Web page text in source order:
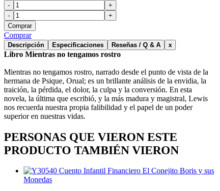
-
+
-
+
Comprar
Comprar
Descripción Especificaciones Reseñas / Q & A x
Libro Mientras no tengamos rostro
Mientras no tengamos rostro, narrado desde el punto de vista de la
hermana de Psique, Orual; es un brillante análisis de la envidia, la
traición, la pérdida, el dolor, la culpa y la conversión. En esta
novela, la última que escribió, y la más madura y magistral, Lewis
nos recuerda nuestra propia falibilidad y el papel de un poder
superior en nuestras vidas.
PERSONAS QUE VIERON ESTE
PRODUCTO TAMBIÉN VIERON
Cuento Infantil Financiero El Conejito Boris y sus
Monedas